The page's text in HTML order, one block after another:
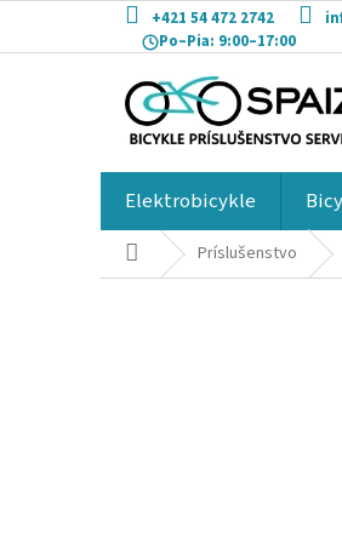
obsah
+421 54 472 2742
Po–Pia: 9:00–17:00
Elektrobicykle
DomovPríslušenstvo